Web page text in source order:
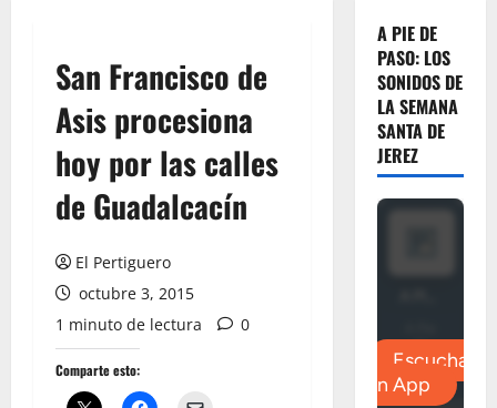
San Francisco de
Asis procesiona
hoy por las calles
de Guadalcacín
El Pertiguero
octubre 3, 2015
1 minuto de lectura
0
Comparte esto:
A PIE DE
PASO: LOS
SONIDOS DE
LA SEMANA
SANTA DE
JEREZ